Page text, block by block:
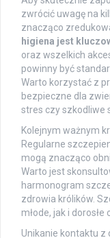
zwrócić uwagę na
znacząco
higiena jest
oraz wszelkich
powinny być
Warto korzystać z
bezpieczne dla
stres czy szkodliwe
Kolejnym ważnym
Regularne
mogą znacząco
Warto jest
harmonogram
zdrowia królików.
młode, jak i dorosłe
Unikanie kontaktu z